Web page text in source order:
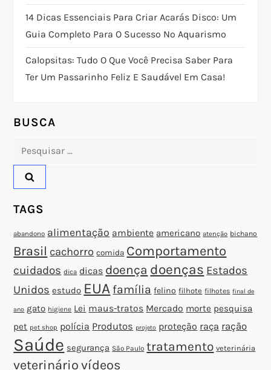
o
d
e
o
s
t
14 Dicas Essenciais Para Criar Acarás Disco: Um
Guia Completo Para O Sucesso No Aquarismo
Calopsitas: Tudo O Que Você Precisa Saber Para
Ter Um Passarinho Feliz E Saudável Em Casa!
BUSCA
TAGS
abandono alimentação ambiente americano atenção bichano
Brasil cachorro comida Comportamento
cuidados dica dicas doença doenças Estados
Unidos estudo EUA família felino filhote filhotes final de
ano gato higiene Lei maus-tratos Mercado morte pesquisa
pet pet shop polícia Produtos projeto proteção raça ração
Saúde segurança São Paulo tratamento veterinária
veterinário vídeos